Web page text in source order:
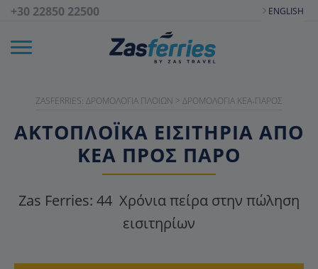
+30 22850 22500 ENGLISH
ZASFERRIES: ΔΡΟΜΟΛΌΓΙΑ ΠΛΟΊΩΝ > ΔΡΟΜΟΛΌΓΙΑ ΚΈΑ-ΠΆΡΟΣ
ΑΚΤΟΠΛΟΪΚΑ ΕΙΣΙΤΉΡΙΑ ΑΠΌ
ΚΈΑ ΠΡΟΣ ΠΆΡΟ
Zas Ferries: 44 Χρόνια πείρα στην πώληση
εισιτηρίων